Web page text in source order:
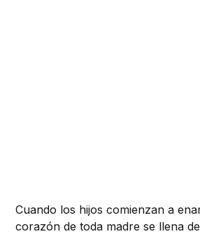
Cuando los hijos comienzan a
corazón de toda madre se llena